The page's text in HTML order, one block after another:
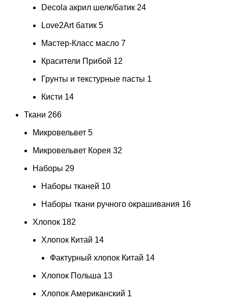
Decola акрил шелк/батик 24
Love2Art батик 5
Мастер-Класс масло 7
Красители Прибой 12
Грунты и текстурные пасты 1
Кисти 14
Ткани 266
Микровельвет 5
Микровельвет Корея 32
Наборы 29
Наборы тканей 10
Наборы ткани ручного окрашивания 16
Хлопок 182
Хлопок Китай 14
Фактурный хлопок Китай 14
Хлопок Польша 13
Хлопок Американский 1